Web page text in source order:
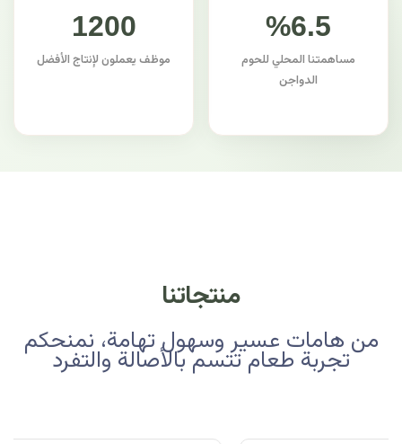
%6.5
مساهمتنا المحلي للحوم
الدواجن
1200
موظف يعملون لإنتاج الأفضل
منتجاتنا
من هامات عسير وسهول تهامة، نمنحكم
تجربة طعام تتسم بالأصالة والتفرد